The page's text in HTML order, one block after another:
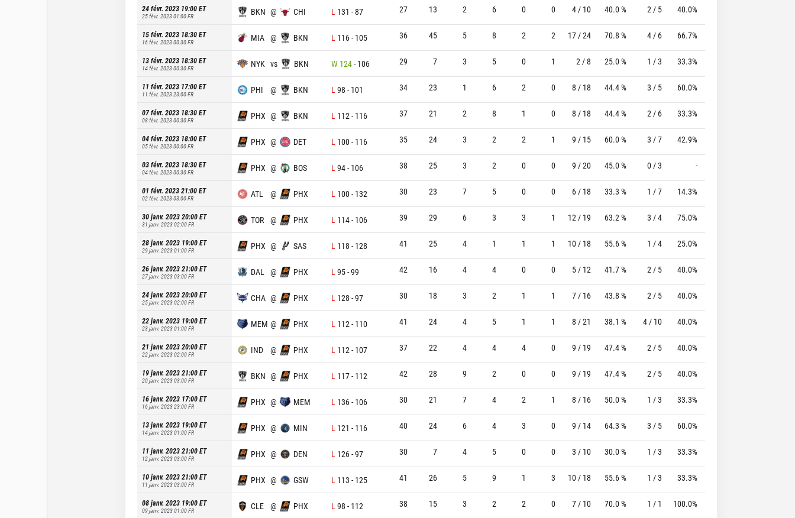
24 févr. 2023 19:00ET
25 févr. 2023 01:00FR BKN @ CHI L 131 -87 27 13 2 6 0 0 4 / 10 40.0 % 2 / 5 40.0%
15 févr. 2023 18:30ET
16 févr. 2023 00:30FR MIA @ BKN L 116- 105 36 45 5 8 2 2 17 / 24 70.8 % 4 / 6 66.7%
13 févr. 2023 18:30ET
14 févr. 2023 00:30FR NYK vs BKN W 124- 106 29 7 3 5 0 1 2 / 8 25.0 % 1 / 3 33.3%
11 févr. 2023 17:00ET
11 févr. 2023 23:00FR PHI @ BKN L 98 - 101 34 23 1 6 2 0 8 / 18 44.4 % 3 / 5 60.0%
07 févr. 2023 18:30ET
08 févr. 2023 00:30FR PHX @ BKN L 112 - 116 37 21 2 8 1 0 8 / 18 44.4 % 2 / 6 33.3%
04 févr. 2023 18:00ET
05 févr. 2023 00:00FR PHX @ DET L 100- 116 35 24 3 2 2 1 9 / 15 60.0 % 3 / 7 42.9%
03 févr. 2023 18:30ET
04 févr. 2023 00:30FR PHX @ BOS L 94- 106 38 25 3 2 0 0 9 / 20 45.0 % 0 / 3 -
01 févr. 2023 21:00ET
02 févr. 2023 03:00FR ATL @ PHX L 100- 132 30 23 7 5 0 0 6 / 18 33.3 % 1 / 7 14.3%
30 janv. 2023 20:00ET
31 janv. 2023 02:00FR TOR @ PHX L 114- 106 39 29 6 3 3 1 12 / 19 63.2 % 3 / 4 75.0%
28 janv. 2023 19:00ET
29 janv. 2023 01:00FR PHX @ SAS L 118 - 128 41 25 4 1 1 1 10 / 18 55.6 % 1 / 4 25.0%
26 janv. 2023 21:00ET
27 janv. 2023 03:00FR DAL @ PHX L 95-99 42 16 4 4 0 0 5 / 12 41.7 % 2 / 5 40.0%
24 janv. 2023 20:00ET
25 janv. 2023 02:00FR CHA @ PHX L 128 -97 30 18 3 2 1 1 7 / 16 43.8 % 2 / 5 40.0%
22 janv. 2023 19:00ET
23 janv. 2023 01:00FR MEM @ PHX L 112 - 110 41 24 4 5 1 1 8 / 21 38.1 % 4 / 10 40.0%
21 janv. 2023 20:00ET
22 janv. 2023 02:00FR IND @ PHX L 112 - 107 37 22 4 4 4 0 9 / 19 47.4 % 2 / 5 40.0%
19 janv. 2023 21:00ET
20 janv. 2023 03:00FR BKN @ PHX L 117- 112 42 28 9 2 0 0 9 / 19 47.4 % 2 / 5 40.0%
16 janv. 2023 17:00ET
16 janv. 2023 23:00FR PHX @ MEM L 136- 106 30 21 7 4 2 1 8 / 16 50.0 % 1 / 3 33.3%
13 janv. 2023 19:00ET
14 janv. 2023 01:00FR PHX @ MIN L 121 - 116 40 24 6 4 3 0 9 / 14 64.3 % 3 / 5 60.0%
11 janv. 2023 21:00ET
12 janv. 2023 03:00FR PHX @ DEN L 126-97 30 7 4 5 0 0 3 / 10 30.0 % 1 / 3 33.3%
10 janv. 2023 21:00ET
11 janv. 2023 03:00FR PHX @ GSW L 113 - 125 41 26 5 9 1 3 10 / 18 55.6 % 1 / 3 33.3%
08 janv. 2023 19:00ET
09 janv. 2023 01:00FR CLE @ PHX L 98 - 112 38 15 3 2 2 0 7 / 10 70.0 % 1 / 1 100.0%